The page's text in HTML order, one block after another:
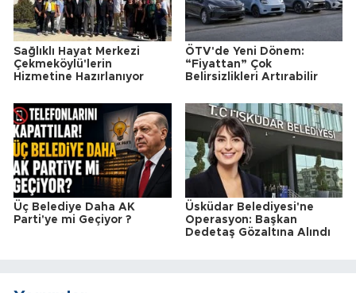
Sağlıklı Hayat Merkezi
Çekmeköylü'lerin
Hizmetine Hazırlanıyor
ÖTV'de Yeni Dönem:
“Fiyattan” Çok
Belirsizlikleri Artırabilir
Üç Belediye Daha AK
Parti'ye mi Geçiyor ?
Üsküdar Belediyesi'ne
Operasyon: Başkan
Dedetaş Gözaltına Alındı